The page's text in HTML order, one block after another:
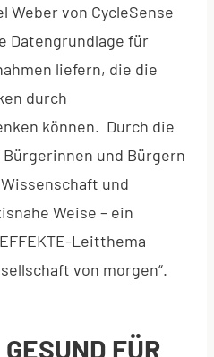
Weber von CycleSense
Datengrundlage für
liefern, die die
durch
können. Durch die
und Bürgern
und
Weise – ein
Leitthema
von morgen“.
FÜR